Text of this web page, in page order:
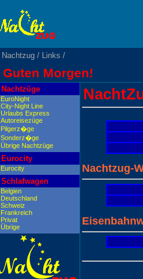
Nachtzug / Links /
Guten Morgen!
Nachtzüge
EuroNight
City-Night Line
Urlaubs Express
Autoreisezüge
Pilgerz�ge
Sonderz�ge
Übrige Nachtzüge
Eurocity
Eurocity
Schlafwagen
Belgien
Deutschland
Schweiz
Frankreich
Privat
Übrige
Nachtzug-